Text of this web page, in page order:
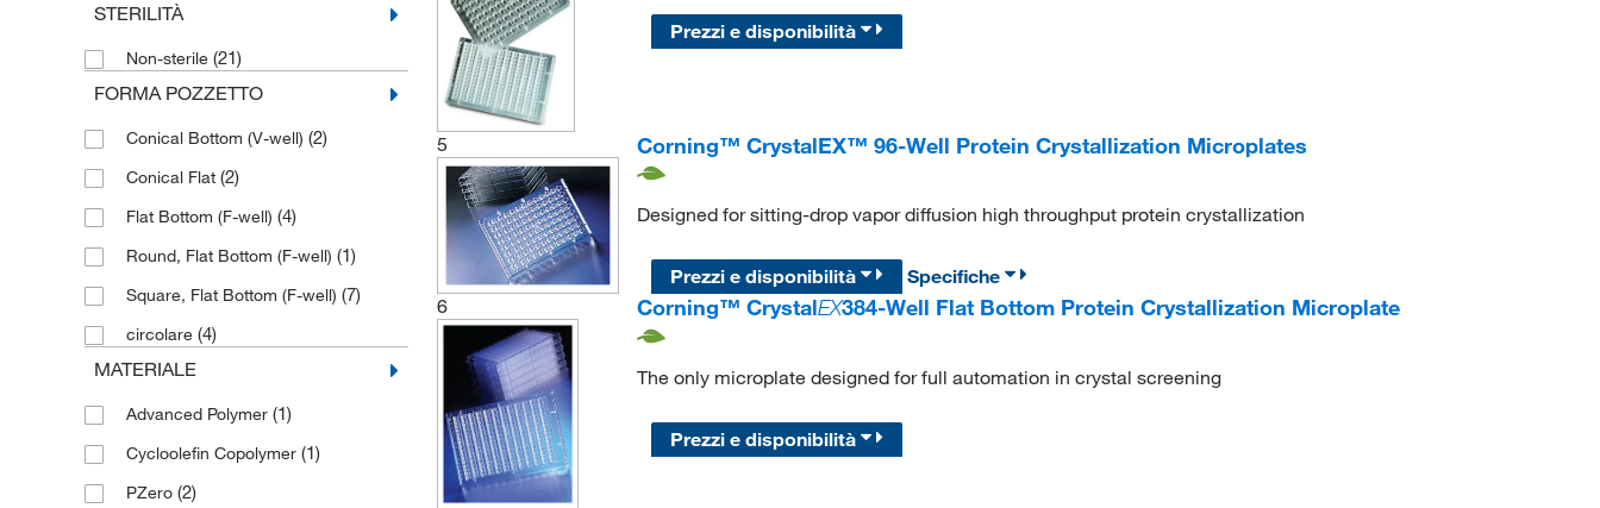
STERILITÀ
Non-sterile (21)
FORMA POZZETTO
Conical Bottom (V-well) (2)
Conical Flat (2)
Flat Bottom (F-well) (4)
Round, Flat Bottom (F-well) (1)
Square, Flat Bottom (F-well) (7)
circolare (4)
MATERIALE
Advanced Polymer (1)
Cycloolefin Copolymer (1)
PZero (2)
Prezzi e disponibilità
5 Corning™ CrystalEX™ 96-Well Protein Crystallization Microplates
Designed for sitting-drop vapor diffusion high throughput protein crystallization
Prezzi e disponibilità
Specifiche
6
Corning™ CrystalEX384-Well Flat Bottom Protein Crystallization Microplate
The only microplate designed for full automation in crystal screening
Prezzi e disponibilità